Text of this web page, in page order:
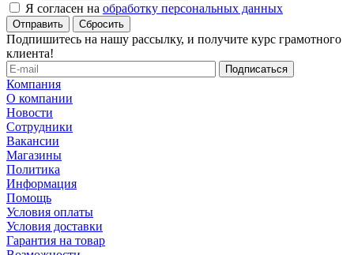
Я согласен на обработку персональных данных
Сбросить
Подпишитесь на нашу рассылку, и получите курс грамотного
клиента!
Компания
О компании
Новости
Сотрудники
Вакансии
Магазины
Политика
Информация
Помощь
Условия оплаты
Условия доставки
Гарантия на товар